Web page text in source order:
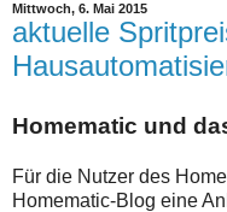
Mittwoch, 6. Mai 2015
aktuelle
Homematic und
Für die Nutzer des
Homematic-Blog eine